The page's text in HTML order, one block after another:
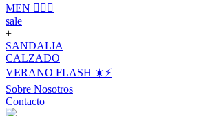
MEN 🙋🏽‍♂️
sale
+
SANDALIA
CALZADO
VERANO FLASH ☀️⚡️
Sobre Nosotros
Contacto